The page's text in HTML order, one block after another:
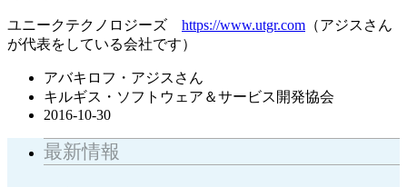
ユニークテクノロジーズ https://www.utgr.com （アジスさん
が代表をしている会社です）
アバキロフ・アジスさん
キルギス・ソフトウェア＆サービス開発協会
2016-10-30
最新情報